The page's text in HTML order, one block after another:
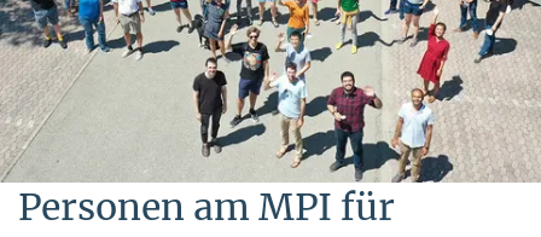
Personen am MPI für